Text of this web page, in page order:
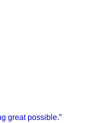
great possible.”